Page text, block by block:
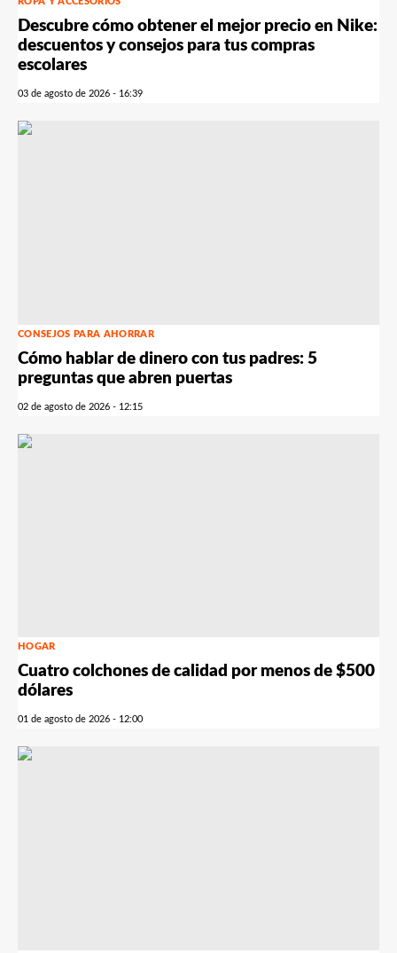
Descubre cómo obtener el mejor precio en Nike:
descuentos y consejos para tus compras
escolares
03 de agosto de 2026 - 16:39
CONSEJOS PARA AHORRAR
Cómo hablar de dinero con tus padres: 5
preguntas que abren puertas
02 de agosto de 2026 - 12:15
HOGAR
Cuatro colchones de calidad por menos de $500
dólares
01 de agosto de 2026 - 12:00